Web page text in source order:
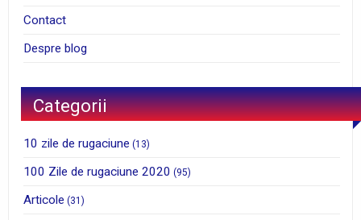
Contact
Despre blog
Categorii
10 zile de rugaciune (13)
100 Zile de rugaciune 2020 (95)
Articole (31)